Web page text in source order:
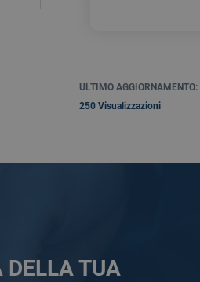
ULTIMO
250 Visualizzazioni
DELLA TUA